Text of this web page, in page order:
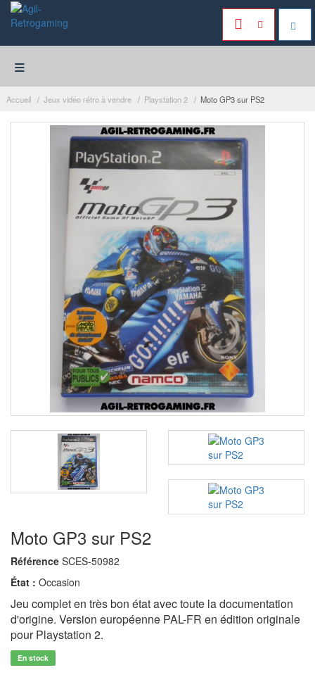
≡
Accueil Jeux vidéo rétro à vendre Playstation 2 Moto GP3 sur PS2
Moto GP3 sur PS2
Référence SCES-50982
État : Occasion
Jeu complet en très bon état avec toute la documentation
d'origine. Version européenne PAL-FR en édition originale
pour Playstation 2.
En stock